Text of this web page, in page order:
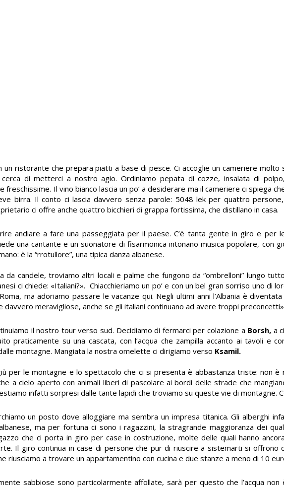
un ristorante che prepara piatti a base di pesce. Ci accoglie un cameriere molto
di metterci a nostro agio. Ordiniamo pepata di cozze, insalata di
freschissime. Il vino bianco lascia un po’ a desiderare ma il cameriere ci spiega
birra. Il conto ci lascia davvero senza parole: 5048 lek per quattro
ci offre anche quattro bicchieri di grappa fortissima, che distillano in casa.
andiare a fare una passeggiata per il paese. C’è tanta gente in giro e per
una cantante e un suonatore di fisarmonica intonano musica popolare, con
è la “rrotullore”, una tipica danza albanese.
da candele, troviamo altri locali e palme che fungono da “ombrelloni” lungo
ci chiede: «Italiani?». Chiacchieriamo un po’ e con un bel gran sorriso uno di
ma adoriamo passare le vacanze qui. Negli ultimi anni l’Albania è
meravigliose, anche se gli italiani continuano ad avere troppi
il nostro tour verso sud. Decidiamo di fermarci per colazione a Borsh, a
praticamente su una cascata, con l’acqua che zampilla accanto ai tavoli e
montagne. Mangiata la nostra omelette ci dirigiamo verso Ksamil.
per le montagne e lo spettacolo che ci si presenta è abbastanza triste: non è
a cielo aperto con animali liberi di pascolare ai bordi delle strade che
infatti sorpresi dalle tante lapidi che troviamo su queste vie di montagne.
un posto dove alloggiare ma sembra un impresa titanica. Gli alberghi
ma per fortuna ci sono i ragazzini, la stragrande maggioranza dei
che ci porta in giro per case in costruzione, molte delle quali hanno
Il giro continua in case di persone che pur di riuscire a sistemarti si
riusciamo a trovare un appartamentino con cucina e due stanze a meno di 10
sabbiose sono particolarmente affollate, sarà per questo che l’acqua non